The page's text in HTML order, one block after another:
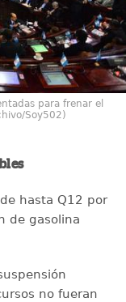
para frenar el
Soy502)
hasta Q12 por
de gasolina
no fueran